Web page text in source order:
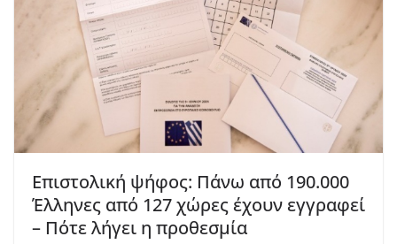
Επιστολική ψήφος: Πάνω από 190.000
Έλληνες από 127 χώρες έχουν εγγραφεί
– Πότε λήγει η προθεσμία